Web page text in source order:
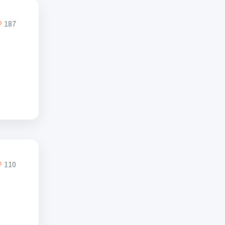
187
110